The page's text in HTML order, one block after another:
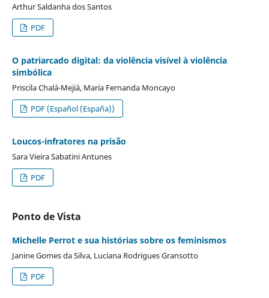
Arthur Saldanha dos Santos
PDF
O patriarcado digital: da violência visível à violência
simbólica
Priscila Chalá-Mejiá, María Fernanda Moncayo
PDF (Español (España))
Loucos-infratores na prisão
Sara Vieira Sabatini Antunes
PDF
Ponto de Vista
Michelle Perrot e sua histórias sobre os feminismos
Janine Gomes da Silva, Luciana Rodrigues Gransotto
PDF